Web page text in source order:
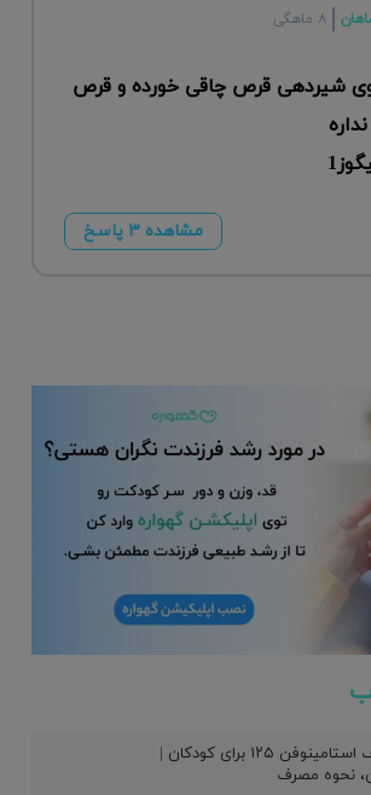
۸ ماهگی
شیردهی قرص چاقی خورده و قرص
مشاهده ۳ پاسخ
شیاف استامینوفن ۱۲۵ برای کودکان |
نحوه مصرف